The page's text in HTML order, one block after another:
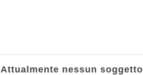
Attualmente nessun soggetto